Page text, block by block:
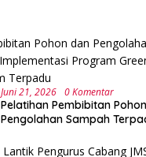
Juni 21, 2026 0 Komentar
Pelatihan Pembibitan
Pengolahan Sampah
UPA Laboratorium Terpadu